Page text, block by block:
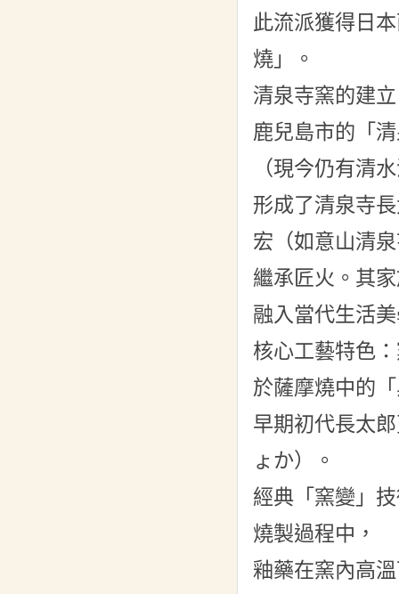
此流派獲得日
燒」。
清泉寺窯的建
鹿兒島市的「
（現今仍有清
形成了清泉寺
宏（如意山清
繼承匠火。其
融入當代生活
核心工藝特色
於薩摩燒中的
早期初代長太
ょか）。
經典「窯變」
燒製過程中，
釉藥在窯內高